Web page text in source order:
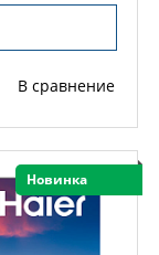
В сравнение
Новинка